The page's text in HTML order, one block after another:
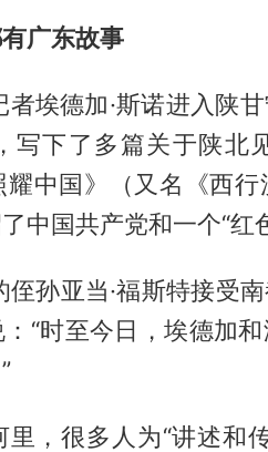
广东故事
埃德加·斯诺进入陕
写下了多篇关于陕北
中国》（又名《西
中国共产党和一个“红
孙亚当·福斯特接受
“时至今日，埃德加
，很多人为“讲述和